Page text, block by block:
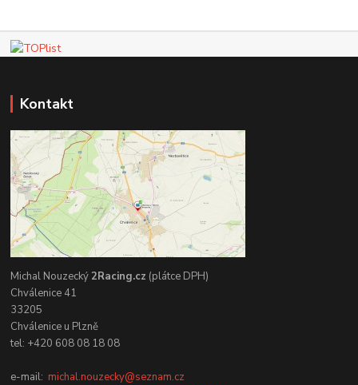
Kontakt
Michal Nouzecký2Racing.cz (plátce DPH)
Chválenice 41
33205
Chválenice u Plzně
tel: +420 608 08 18 08
e-mail:michal.nouzecky@seznam.cz